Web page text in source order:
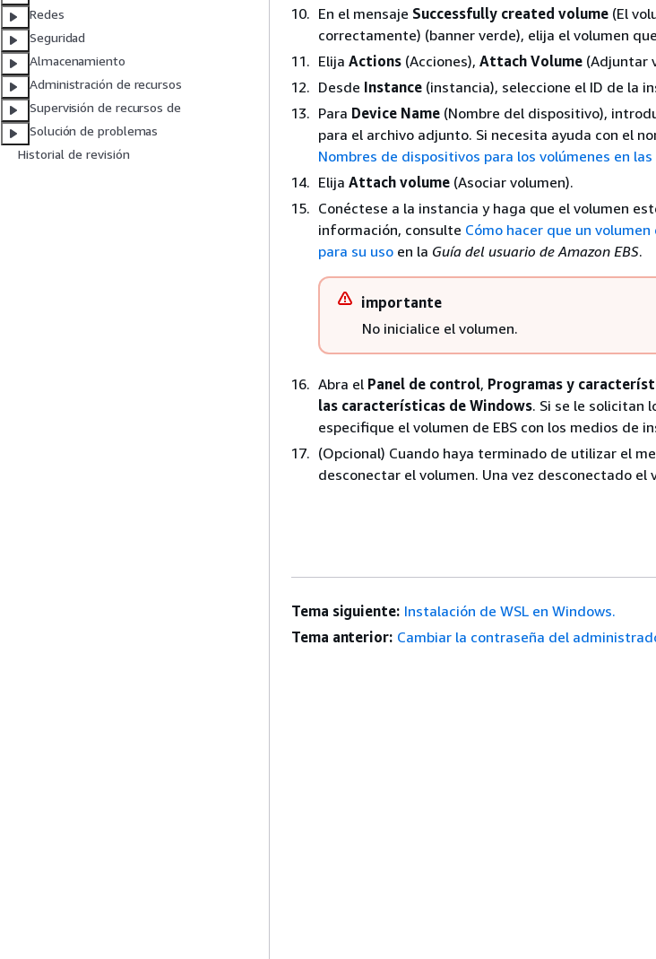
Redes
Seguridad
Almacenamiento
Administración de recursos
Supervisión de recursos de
Solución de problemas
Historial de revisión
En el mensaje Successfully created volume (El
correctamente) (banner verde), elija el volumen
Elija Actions (Acciones), Attach Volume (Adjuntar
Desde Instance (instancia), seleccione el ID de la
Para Device Name (Nombre del dispositivo),
para el archivo adjunto. Si necesita ayuda con el
Nombres de dispositivos para los volúmenes en
Elija Attach volume (Asociar volumen).
Conéctese a la instancia y haga que el volumen
información, consulte Cómo hacer que un
para su uso en la Guía del usuario de Amazon EBS.
importante
No inicialice el volumen.
Abra el Panel de control, Programas y
las características de Windows. Si se le solicitan
especifique el volumen de EBS con los medios de
(Opcional) Cuando haya terminado de utilizar el
desconectar el volumen. Una vez desconectado el
Tema siguiente: Instalación de WSL en Windows.
Tema anterior: Cambiar la contraseña del